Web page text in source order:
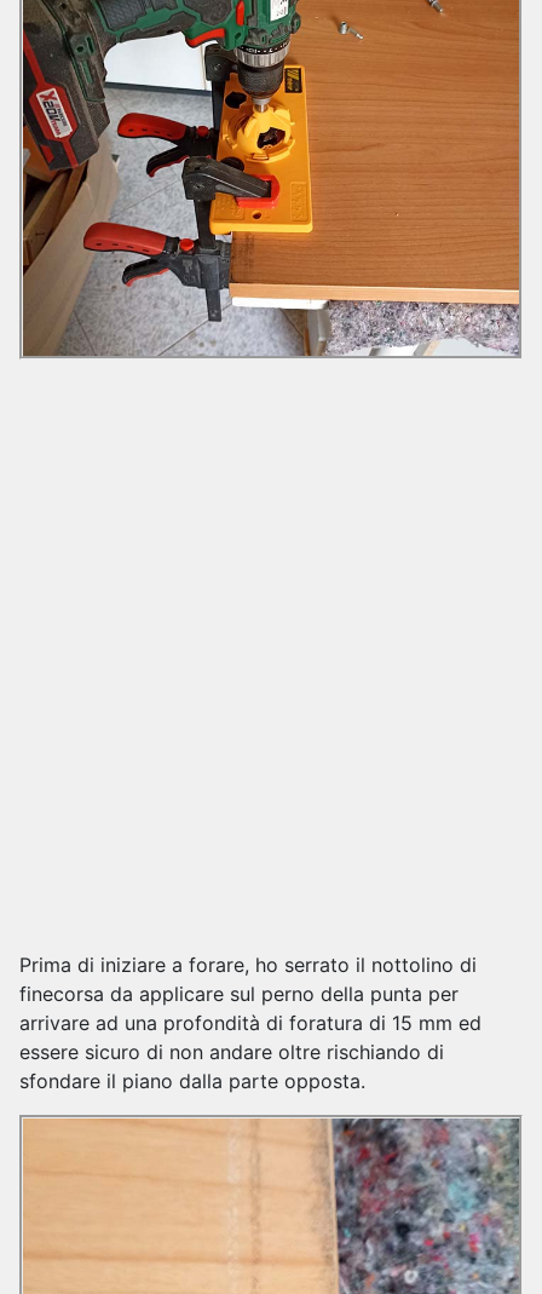
Prima di iniziare a forare, ho serrato il nottolino di
finecorsa da applicare sul perno della punta per
arrivare ad una profondità di foratura di 15 mm ed
essere sicuro di non andare oltre rischiando di
sfondare il piano dalla parte opposta.